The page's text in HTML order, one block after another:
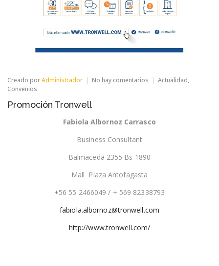
Creado porAdministrador No hay comentarios en Actualidad,
Convenios
Promoción Tronwell
Fabiola Albornoz Carrasco
Business Consultant
Balmaceda 2355 Bs 1890
Mall Plaza Antofagasta
+56 55 2466049 / + 569 82338793
fabiola.albornoz@tronwell.com
http://www.tronwell.com/